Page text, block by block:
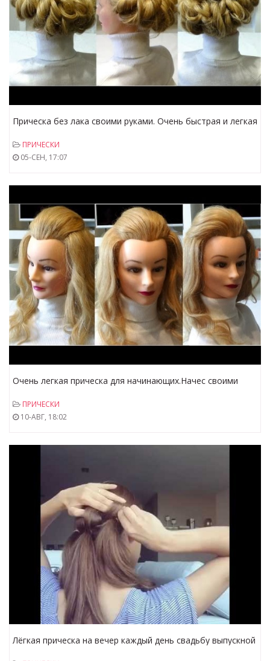
Прическа без лака своими руками. Очень быстрая и легкая
ПРИЧЕСКИ
05-СЕН, 17:07
Очень легкая прическа для начинающих.Начес своими
ПРИЧЕСКИ
10-АВГ, 18:02
Лёгкая прическа на вечер каждый день свадьбу выпускной